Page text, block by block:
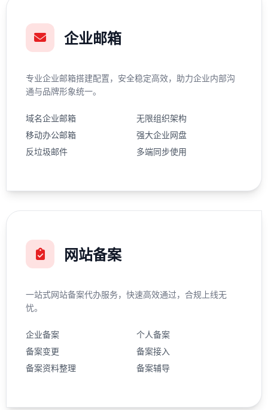
企业邮箱
专业企业邮箱搭建配置，安全稳定高效，助力企业内部沟
通与品牌形象统一。
域名企业邮箱
无限组织架构
移动办公邮箱
强大企业网盘
反垃圾邮件
多端同步使用
网站备案
一站式网站备案代办服务，快速高效通过，合规上线无
忧。
企业备案
个人备案
备案变更
备案接入
备案资料整理
备案辅导